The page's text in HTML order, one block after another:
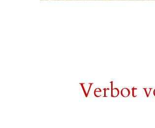
Verbot